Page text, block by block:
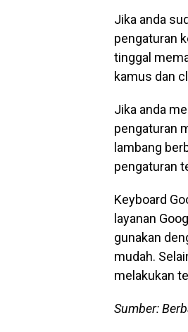
Jika anda
pengaturan
tinggal
kamus dan
Jika anda
pengaturan
lambang
pengaturan
Keyboard
layanan
gunakan
mudah.
melakukan
Sumber: